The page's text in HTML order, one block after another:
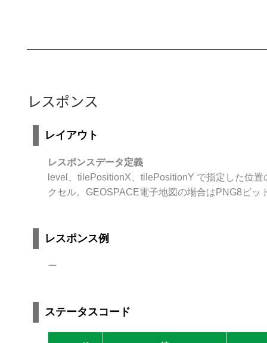
レスポンス
レイアウト
レスポンスデータ定義
level、tilePositionX、tilePositionY で指定した位
クセル。GEOSPACE電子地図の場合はPNG8ビッ
レスポンス例
ー
ステータスコード